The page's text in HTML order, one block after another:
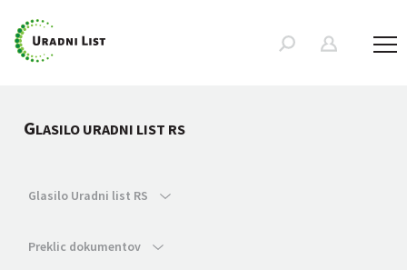
GLASILO URADNI LIST RS
Glasilo Uradni list RS
Preklic dokumentov